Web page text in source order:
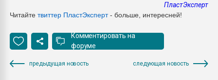
ПластЭксперт
Читайте твиттер ПластЭксперт- больше, интересней!
Комментировать на
форуме
предыдущая новость следующая новость